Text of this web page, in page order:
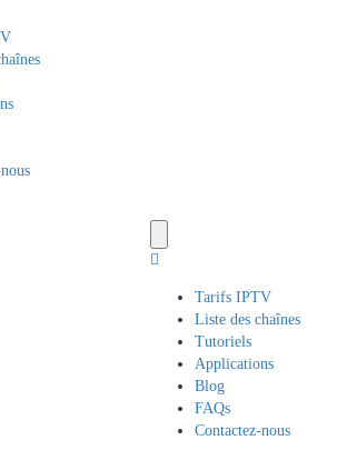
Tarifs IPTV
Liste des chaînes
Tutoriels
Applications
Blog
FAQs
Contactez-nous